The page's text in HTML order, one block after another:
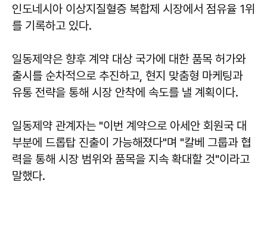
인도네시아 이상지질혈증 복합제 시장에서 점유율 1위
를 기록하고 있다.
일동제약은 향후 계약 대상 국가에 대한 품목 허가와
출시를 순차적으로 추진하고, 현지 맞춤형 마케팅과
유통 전략을 통해 시장 안착에 속도를 낼 계획이다.
일동제약 관계자는 "이번 계약으로 아세안 회원국 대
부분에 드롭탑 진출이 가능해졌다"며 "칼베 그룹과 협
력을 통해 시장 범위와 품목을 지속 확대할 것"이라고
말했다.